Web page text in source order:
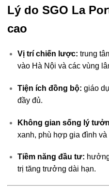
Lý do SGO La
cao
Vị trí chiến lược: trung
vào Hà Nội và các vùng
Tiện ích đồng bộ: giáo
đầy đủ.
Không gian sống lý
xanh, phù hợp gia đình
Tiềm năng đầu tư:
trị tăng trưởng dài hạn.